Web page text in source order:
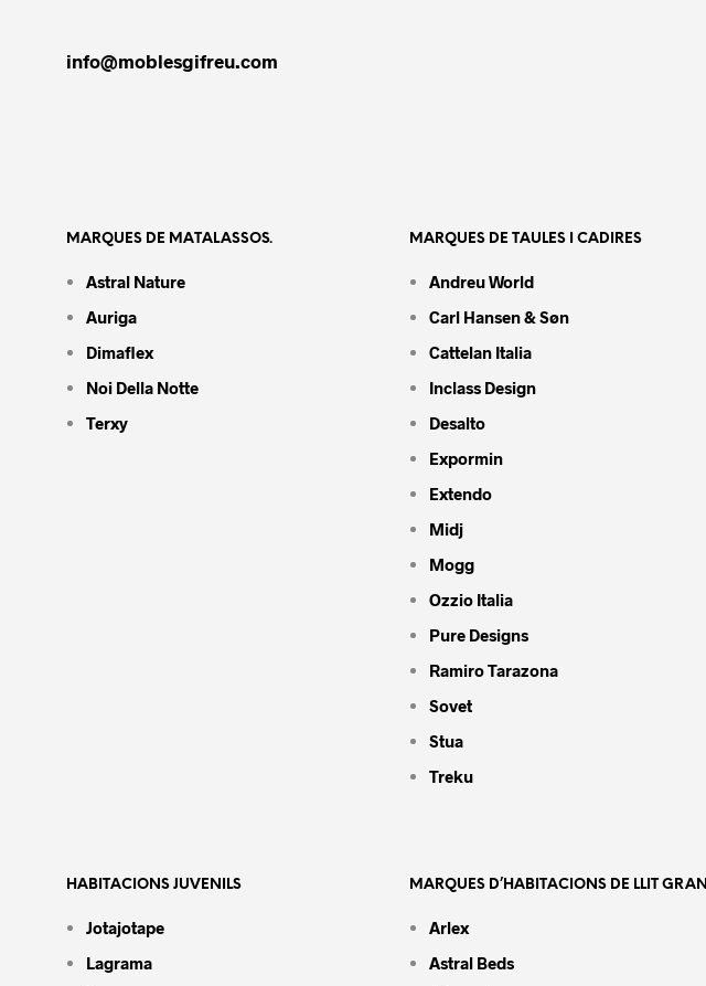
info@moblesgifreu.com
MARQUES DE MATALASSOS.
Astral Nature
Auriga
Dimaflex
Noi Della Notte
Terxy
MARQUES DE TAULES I CADIRES
Andreu World
Carl Hansen & Søn
Cattelan Italia
Inclass Design
Desalto
Expormin
Extendo
Midj
Mogg
Ozzio Italia
Pure Designs
Ramiro Tarazona
Sovet
Stua
Treku
HABITACIONS JUVENILS
Jotajotape
Lagrama
MARQUES D’HABITACIONS DE LLIT GRAN
Arlex
Astral Beds